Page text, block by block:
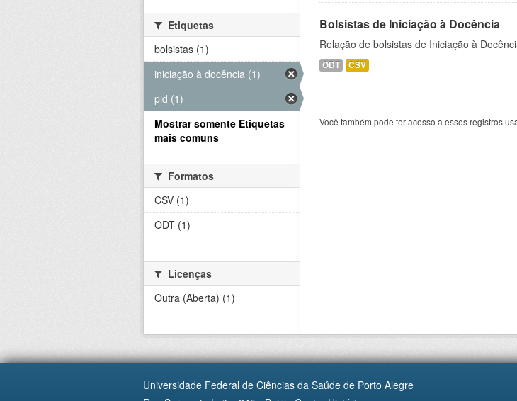
Bolsistas de Iniciação à Docência
Relação de bolsistas de Iniciação à
ODT CSV
Você também pode ter acesso a esses registros
Etiquetas
bolsistas (1)
iniciação à docência (1)
pid (1)
Mostrar somente Etiquetas
mais comuns
Formatos
CSV (1)
ODT (1)
Licenças
Outra (Aberta) (1)
Universidade Federal de Ciências da Saúde de Porto Alegre